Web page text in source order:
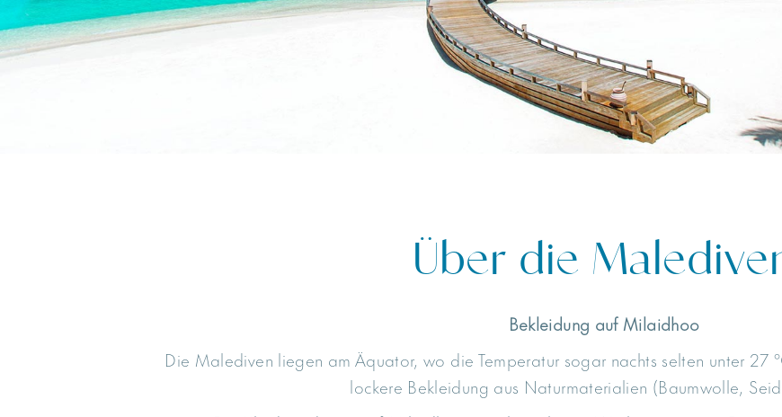
Über die
Bekleidung auf Milaidhoo
Die Malediven liegen am Äquator, wo die Temperatur sogar nachts selten unter 27
lockere Bekleidung aus Naturmaterialien (Baumwolle,